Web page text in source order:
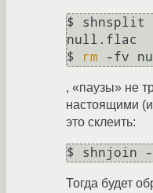
$ shnsplit
null.flac
$
rm
, «паузы» не
настоящими
это склеить:
Тогда будет